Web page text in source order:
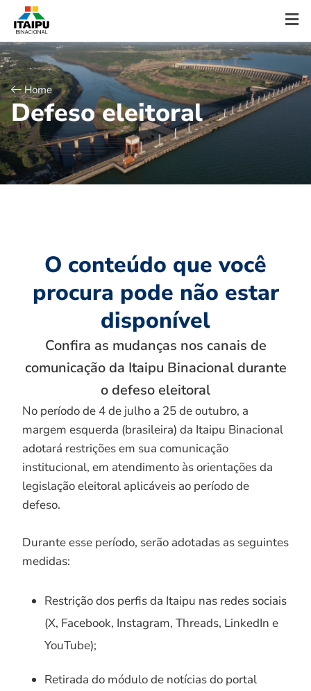
Home
Defeso eleitoral
O conteúdo que você
procura pode não estar
disponível
Confira as mudanças nos canais de
comunicação da Itaipu Binacional durante
o defeso eleitoral
No período de 4 de julho a 25 de outubro, a
margem esquerda (brasileira) da Itaipu Binacional
adotará restrições em sua comunicação
institucional, em atendimento às orientações da
legislação eleitoral aplicáveis ao período de
defeso.
Durante esse período, serão adotadas as seguintes
medidas:
Restrição dos perfis da Itaipu nas redes sociais
(X, Facebook, Instagram, Threads, LinkedIn e
YouTube);
Retirada do módulo de notícias do portal